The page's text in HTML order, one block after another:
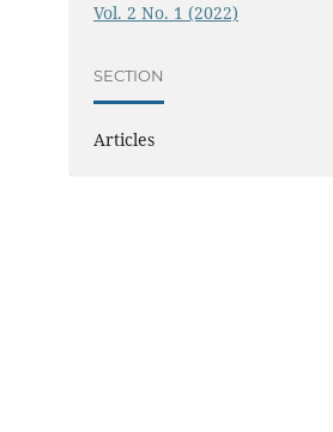
Vol. 2 No. 1 (2022)
SECTION
Articles